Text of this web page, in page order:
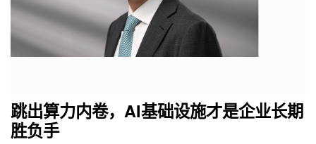
跳出算力内卷，AI基础设施才是企业长期
胜负手